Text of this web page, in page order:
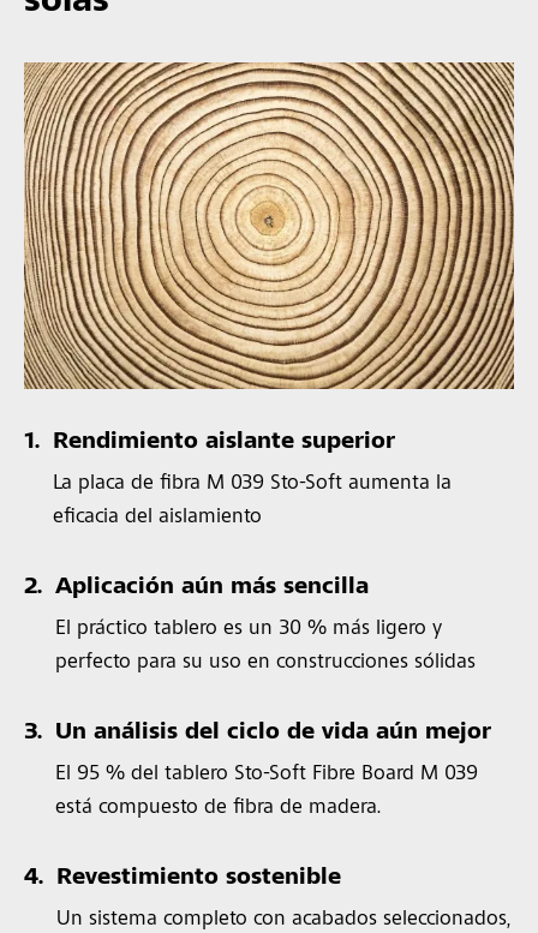
1. Rendimiento aislante superior
La placa de fibra M 039 Sto-Soft aumenta la
eficacia del aislamiento
2. Aplicación aún más sencilla
El práctico tablero es un 30 % más ligero y
perfecto para su uso en construcciones sólidas
3. Un análisis del ciclo de vida aún mejor
El 95 % del tablero Sto-Soft Fibre Board M 039
está compuesto de fibra de madera.
4. Revestimiento sostenible
Un sistema completo con acabados seleccionados,